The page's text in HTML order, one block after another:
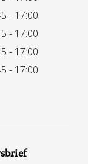
- 17:00
- 17:00
- 17:00
- 17:00